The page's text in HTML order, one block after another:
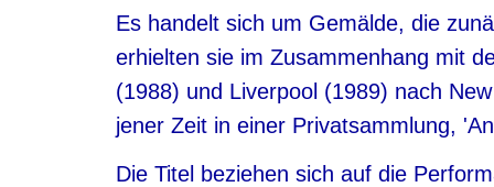
Es handelt sich um Gemälde, die
erhielten sie im Zusammenhang mit
(1988) und Liverpool (1989) nach
jener Zeit in einer Privatsammlung,
Die Titel beziehen sich auf die